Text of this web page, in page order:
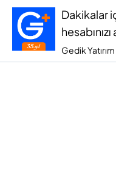
Dakikalar
hesabınızı
Gedik